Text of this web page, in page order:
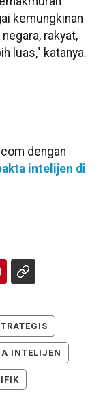
kemungkinan
rakyat,
luas," katanya.
dengan
intelijen di
INTELIJEN